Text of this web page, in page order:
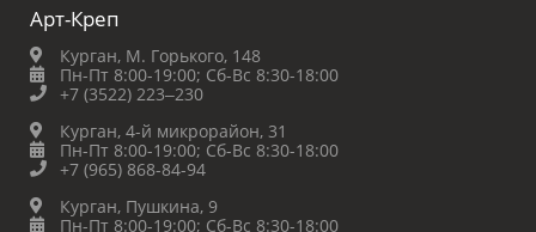
Арт-Креп
Курган, М. Горького, 148
Пн-Пт 8:00-19:00; Сб-Вс 8:30-18:00
+7 (3522) 223‒230
Курган, 4-й микрорайон, 31
Пн-Пт 8:00-19:00; Сб-Вс 8:30-18:00
+7 (965) 868-84-94
Курган, Пушкина, 9
Пн-Пт 8:00-19:00; Сб-Вс 8:30-18:00